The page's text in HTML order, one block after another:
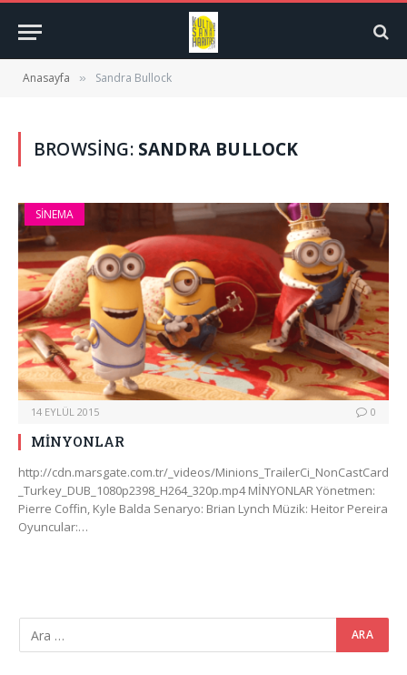
Anasayfa » Sandra Bullock
BROWSING: SANDRA BULLOCK
SINEMA
14 EYLÜL 2015 0
MİNYONLAR
http://cdn.marsgate.com.tr/_videos/Minions_TrailerCi_NonCastCard
_Turkey_DUB_1080p2398_H264_320p.mp4 MİNYONLAR Yönetmen:
Pierre Coffin, Kyle Balda Senaryo: Brian Lynch Müzik: Heitor Pereira
Oyuncular:…